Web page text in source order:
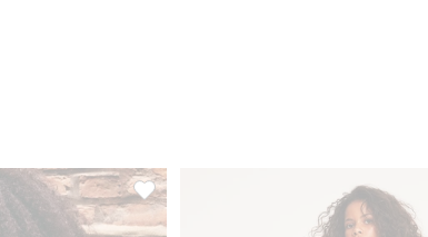
Krótka spódnica z falbanami, z